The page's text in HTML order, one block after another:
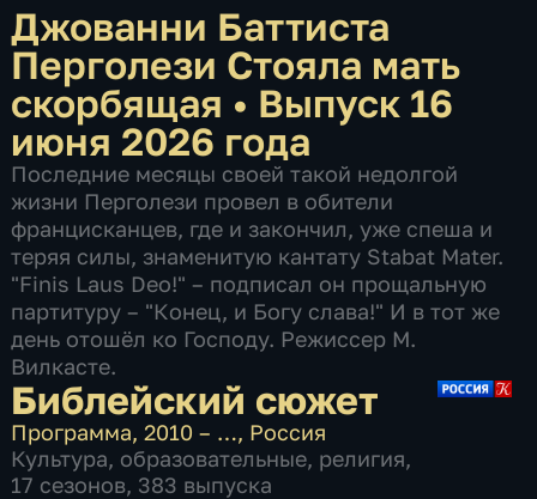
Джованни Баттиста
Перголези Стояла мать
скорбящая • Выпуск 16
июня 2026 года
Последние месяцы своей такой недолгой
жизни Перголези провел в обители
францисканцев, где и закончил, уже спеша и
теряя силы, знаменитую кантату Stabat Mater.
"Finis Laus Deo!" – подписал он прощальную
партитуру – "Конец, и Богу слава!" И в тот же
день отошёл ко Господу. Режиссер М.
Вилкасте.
Библейский сюжет
Программа,2010 – …, Россия
Культура, образовательные, религия,
17 сезонов, 383 выпуска